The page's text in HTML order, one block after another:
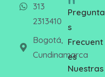
313
2313410
Bogotá,
Cundinamarca
Pregunta
s
Frecuent
es
Nuestras